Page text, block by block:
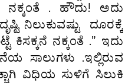
. ಹೌದು! ಅದು
ನಿಲುಕುವಷ್ಟು ದೂರಕ್ಕೆ
ಕಿಸಕ್ಕನೆ ನಕ್ಕಂತೆ .” ಇದು
ಸಾಲುಗಳು .ಇಲ್ಲಿರುವ
ವಿಧಿಯ ಸುಳಿಗೆ ಸಿಲುಕಿ